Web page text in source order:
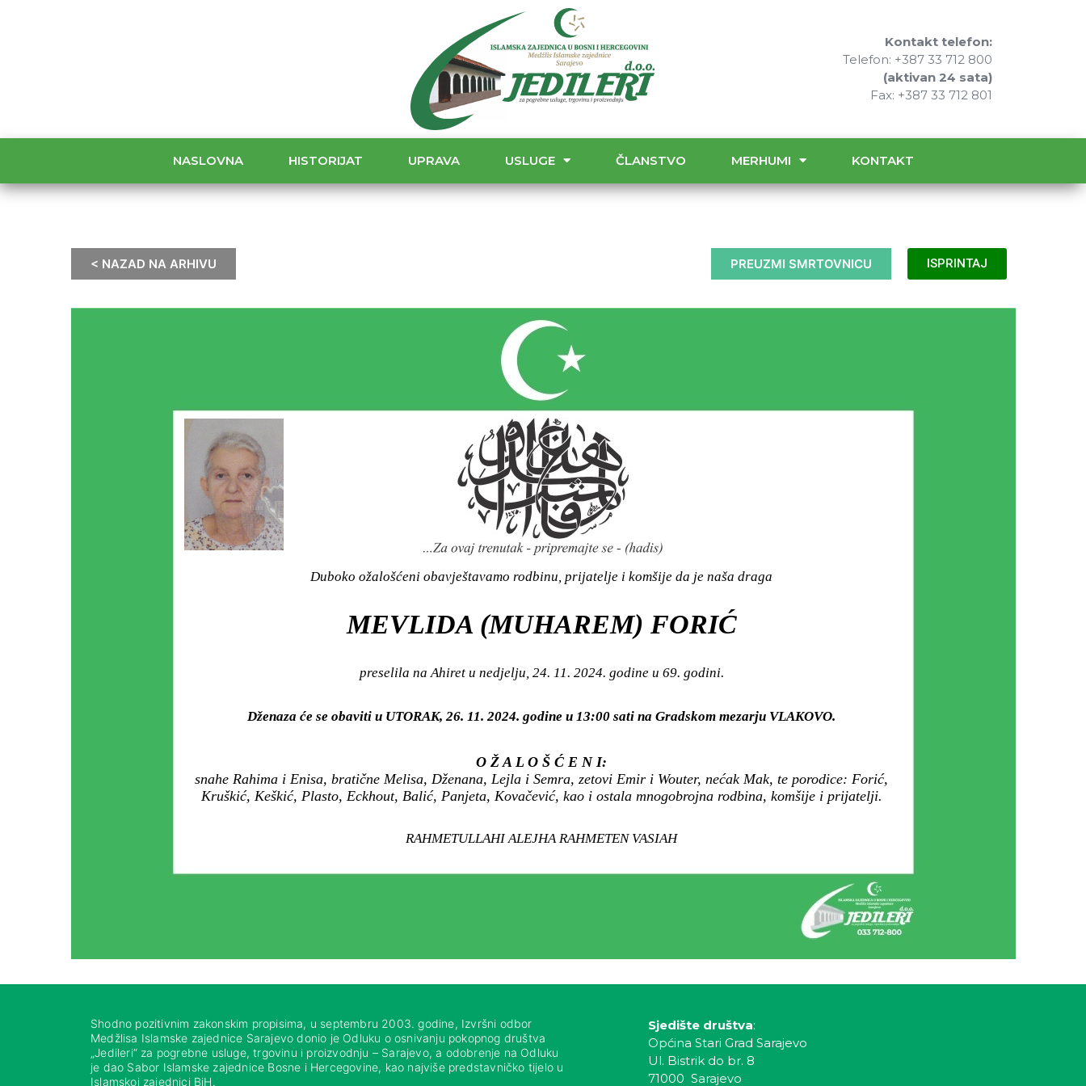
Kontakt telefon:
Telefon: +387 33 712 800
(aktivan 24 sata)
Fax: +387 33 712 801
NASLOVNA HISTORIJAT UPRAVA USLUGE ČLANSTVO MERHUMI KONTAKT
< NAZAD NA ARHIVU PREUZMI SMRTOVNICU ISPRINTAJ
Duboko ožalošćeni obavještavamo rodbinu, prijatelje i komšije da je naša draga
MEVLIDA (MUHAREM) FORIĆ
preselila na Ahiret u nedjelju, 24. 11. 2024. godine u 69. godini.
Dženaza će se obaviti u UTORAK, 26. 11. 2024. godine u 13:00 sati na Gradskom mezarju VLAKOVO.
O Ž A L O Š Ć E N I:
snahe Rahima i Enisa, bratične Melisa, Dženana, Lejla i Semra, zetovi Emir i Wouter, nećak Mak, te porodice: Forić,
Kruškić, Keškić, Plasto, Eckhout, Balić, Panjeta, Kovačević, kao i ostala mnogobrojna rodbina, komšije i prijatelji.
RAHMETULLAHI ALEJHA RAHMETEN VASIAH
Shodno pozitivnim zakonskim propisima, u septembru 2003. godine, Izvršni odbor
Medžlisa Islamske zajednice Sarajevo donio je Odluku o osnivanju pokopnog društva
„Jedileri“ za pogrebne usluge, trgovinu i proizvodnju – Sarajevo, a odobrenje na Odluku
je dao Sabor Islamske zajednice Bosne i Hercegovine, kao najviše predstavničko tijelo u
Islamskoj zajednici BiH.
Sjedište društva:
Općina Stari Grad Sarajevo
Ul. Bistrik do br. 8
71000 Sarajevo